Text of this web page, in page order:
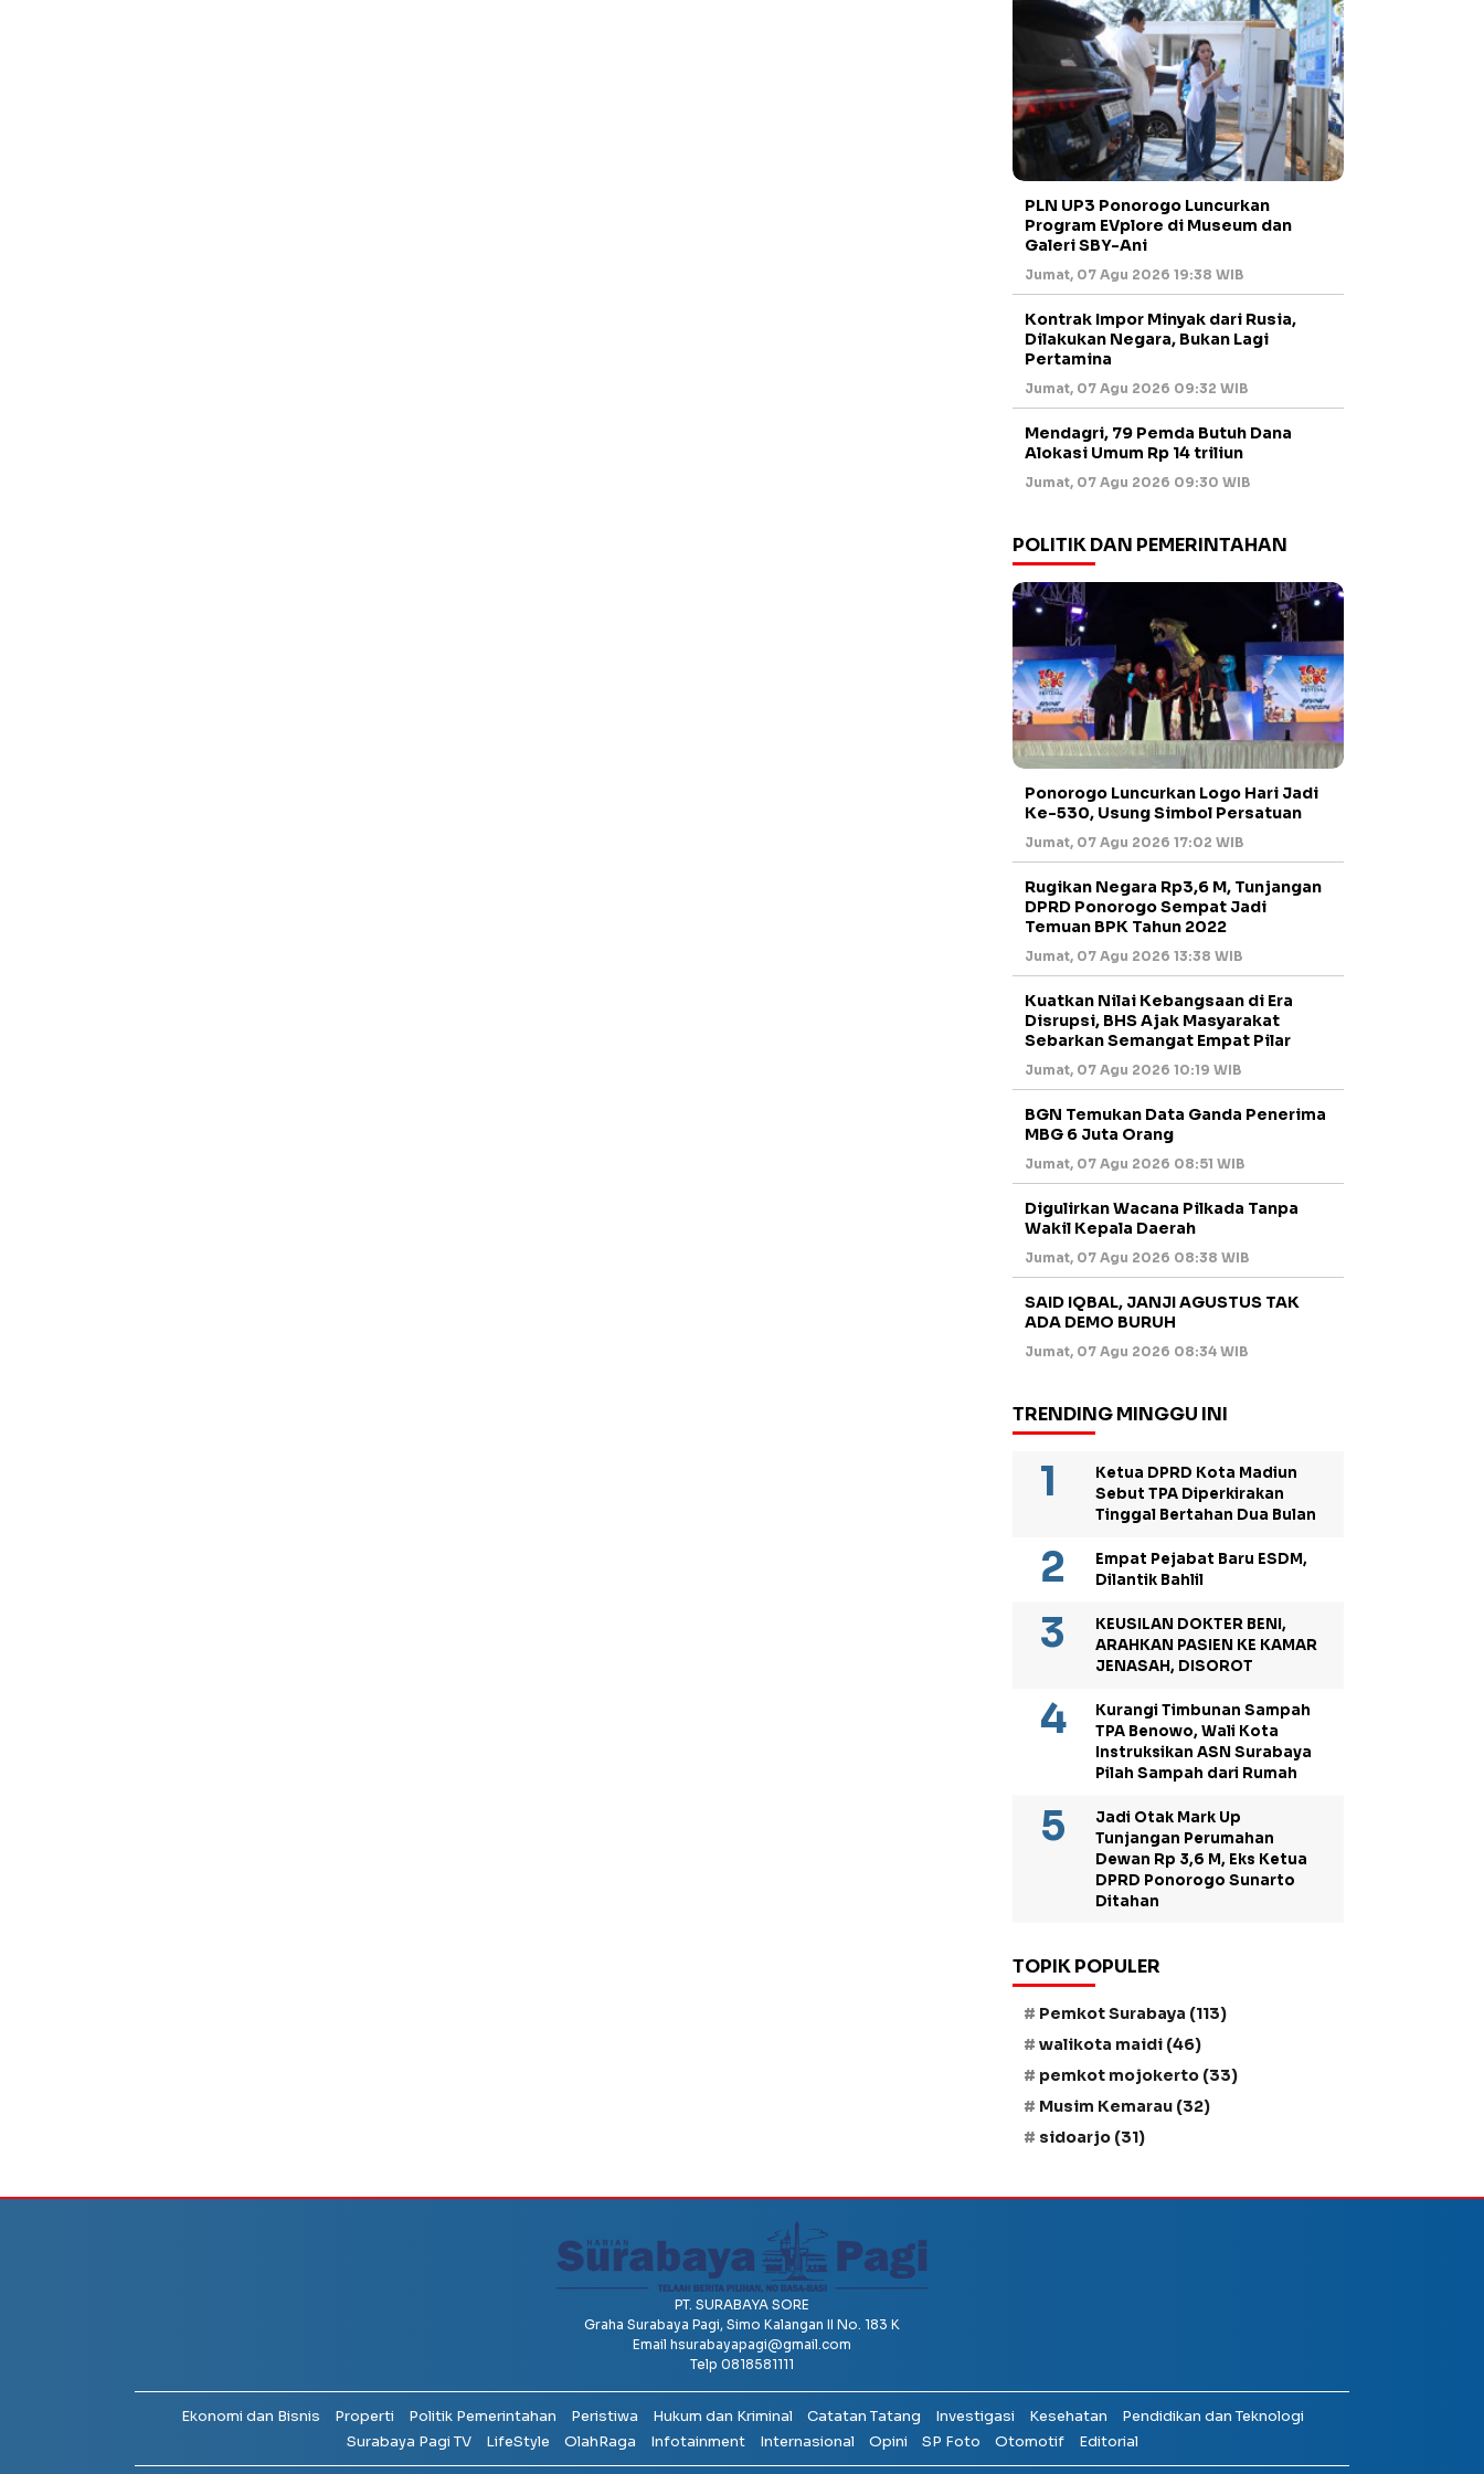
PLN UP3 Ponorogo Luncurkan
Program EVplore di Museum dan
Galeri SBY-Ani
Jumat, 07 Agu 2026 19:38 WIB
Kontrak Impor Minyak dari Rusia,
Dilakukan Negara, Bukan Lagi
Pertamina
Jumat, 07 Agu 2026 09:32 WIB
Mendagri, 79 Pemda Butuh Dana
Alokasi Umum Rp 14 triliun
Jumat, 07 Agu 2026 09:30 WIB
POLITIK DAN PEMERINTAHAN
Ponorogo Luncurkan Logo Hari Jadi
Ke-530, Usung Simbol Persatuan
Jumat, 07 Agu 2026 17:02 WIB
Rugikan Negara Rp3,6 M, Tunjangan
DPRD Ponorogo Sempat Jadi
Temuan BPK Tahun 2022
Jumat, 07 Agu 2026 13:38 WIB
Kuatkan Nilai Kebangsaan di Era
Disrupsi, BHS Ajak Masyarakat
Sebarkan Semangat Empat Pilar
Jumat, 07 Agu 2026 10:19 WIB
BGN Temukan Data Ganda Penerima
MBG 6 Juta Orang
Jumat, 07 Agu 2026 08:51 WIB
Digulirkan Wacana Pilkada Tanpa
Wakil Kepala Daerah
Jumat, 07 Agu 2026 08:38 WIB
SAID IQBAL, JANJI AGUSTUS TAK
ADA DEMO BURUH
Jumat, 07 Agu 2026 08:34 WIB
TRENDING MINGGU INI
Ketua DPRD Kota Madiun
Sebut TPA Diperkirakan
Tinggal Bertahan Dua Bulan
Empat Pejabat Baru ESDM,
Dilantik Bahlil
KEUSILAN DOKTER BENI,
ARAHKAN PASIEN KE KAMAR
JENASAH, DISOROT
Kurangi Timbunan Sampah
TPA Benowo, Wali Kota
Instruksikan ASN Surabaya
Pilah Sampah dari Rumah
Jadi Otak Mark Up
Tunjangan Perumahan
Dewan Rp 3,6 M, Eks Ketua
DPRD Ponorogo Sunarto
Ditahan
TOPIK POPULER
Pemkot Surabaya (113)
walikota maidi (46)
pemkot mojokerto (33)
Musim Kemarau (32)
sidoarjo (31)
PT. SURABAYA SORE
Graha Surabaya Pagi, Simo Kalangan II No. 183 K
Email hsurabayapagi@gmail.com
Telp 0818581111
Ekonomi dan Bisnis Properti Politik Pemerintahan Peristiwa Hukum dan Kriminal Catatan Tatang Investigasi Kesehatan
Pendidikan dan Teknologi
Surabaya Pagi TV
LifeStyle OlahRaga Infotainment Internasional Opini SP Foto Otomotif Editorial